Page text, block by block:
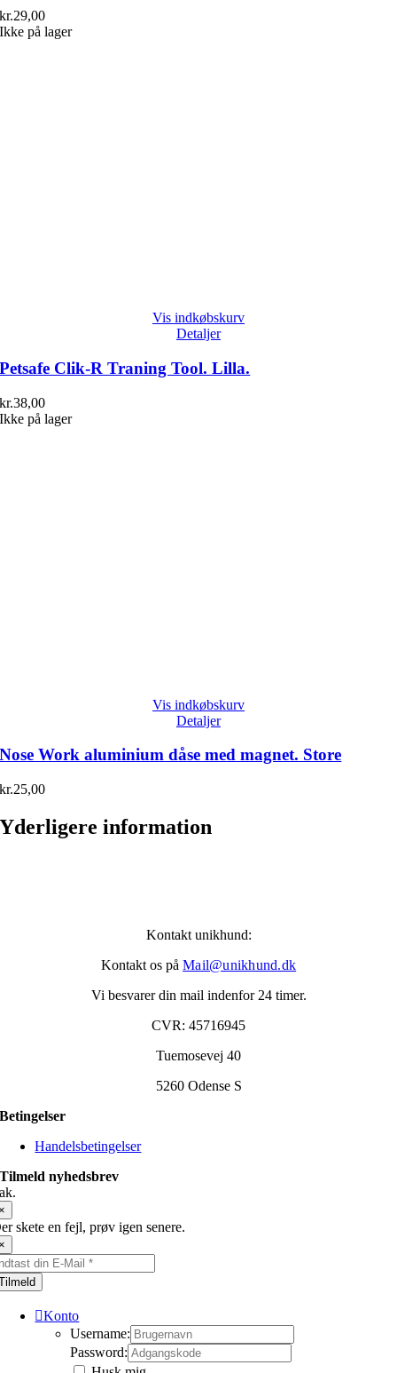
kr.29,00
Ikke på lager
Vis indkøbskurv
Detaljer
Petsafe Clik-R Traning Tool. Lilla.
kr.38,00
Ikke på lager
Vis indkøbskurv
Detaljer
Nose Work aluminium dåse med magnet. Store
kr.25,00
Yderligere information
Kontakt unikhund:
Kontakt os på Mail@unikhund.dk
Vi besvarer din mail indenfor 24 timer.
CVR: 45716945
Tuemosevej 40
5260 Odense S
Betingelser
Handelsbetingelser
Tilmeld nyhedsbrev
skete en fejl, prøv igen senere.
Konto
Username:
Password: